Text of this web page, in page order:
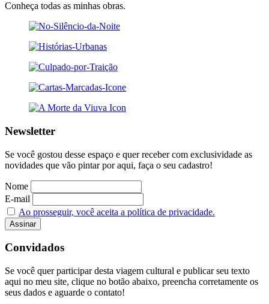
Conheça todas as minhas obras.
Newsletter
Se você gostou desse espaço e quer receber com exclusividade as
novidades que vão pintar por aqui, faça o seu cadastro!
Nome
E-mail
Ao prosseguir, você aceita a política de privacidade.
Convidados
Se você quer participar desta viagem cultural e publicar seu texto
aqui no meu site, clique no botão abaixo, preencha corretamente os
seus dados e aguarde o contato!